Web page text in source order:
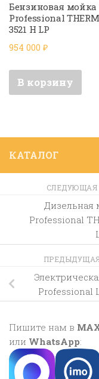
Бензиновая мойка
Professional
3521 H LP
954 000 ₽
В корзину
КАТАЛОГ
СЛЕДУЮЩАЯ
Дизельная
Professional
Professional
Пишите нам в
или WhatsApp: